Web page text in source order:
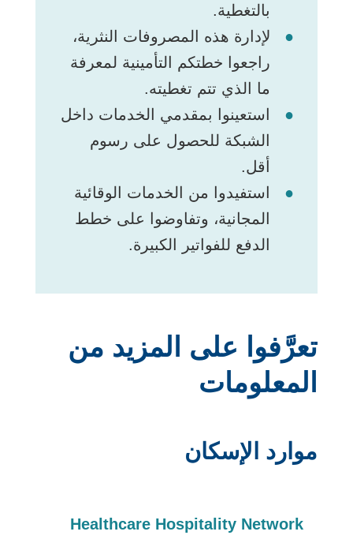
بالتغطية.
لإدارة هذه المصروفات النثرية،
راجعوا خطتكم التأمينية لمعرفة
ما الذي تتم تغطيته.
استعينوا بمقدمي الخدمات داخل
الشبكة للحصول على رسوم
أقل.
استفيدوا من الخدمات الوقائية
المجانية، وتفاوضوا على خطط
الدفع للفواتير الكبيرة.
تعرَّفوا على المزيد من
المعلومات
موارد الإسكان
Healthcare Hospitality Networkيفتح